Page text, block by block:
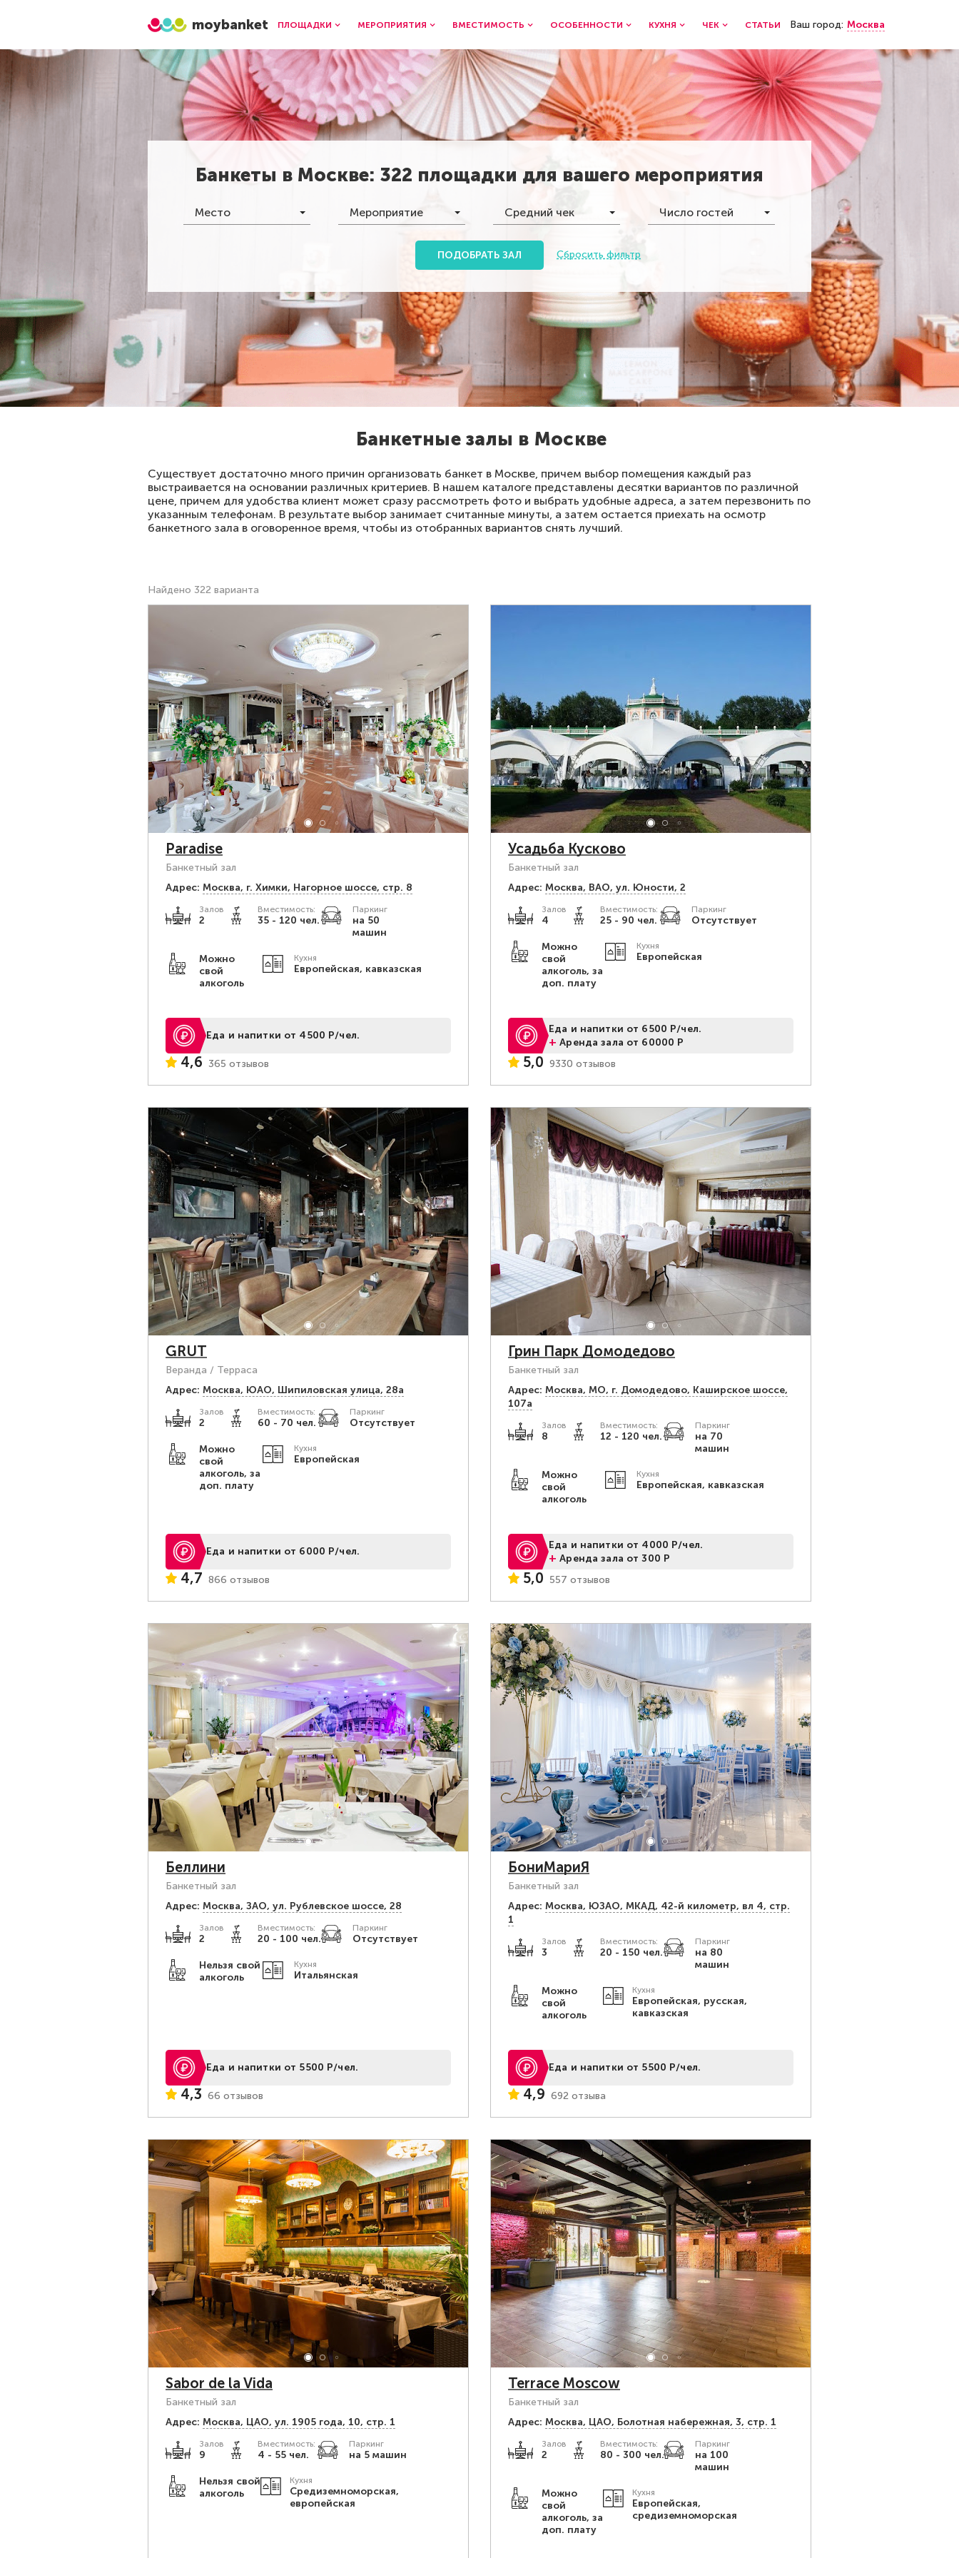
moybanket ПЛОЩАДКИ МЕРОПРИЯТИЯ ВМЕСТИМОСТЬ ОСОБЕННОСТИ КУХНЯ ЧЕК СТАТЬИ Ваш город: Москва
Банкеты в Москве: 322 площадки для вашего мероприятия
Место Мероприятие Средний чек Число гостей
ПОДОБРАТЬ ЗАЛ Сбросить фильтр
Банкетные залы в Москве
Существует достаточно много причин организовать банкет в Москве, причем выбор помещения каждый раз
выстраивается на основании различных критериев. В нашем каталоге представлены десятки вариантов по различной
цене, причем для удобства клиент может сразу рассмотреть фото и выбрать удобные адреса, а затем перезвонить по
указанным телефонам. В результате выбор занимает считанные минуты, а затем остается приехать на осмотр
банкетного зала в оговоренное время, чтобы из отобранных вариантов снять лучший.
Найдено 322 варианта
Paradise
Банкетный зал
Адрес: Москва, г. Химки, Нагорное шоссе, стр. 8
Залов
2
Вместимость:
35 - 120 чел.
Паркинг
на 50
машин
Можно
свой
алкоголь
Кухня
Европейская, кавказская
Еда и напитки от 4500 Р/чел.
4,6 365 отзывов
Усадьба Кусково
Банкетный зал
Адрес: Москва, ВАО, ул. Юности, 2
Залов
4
Вместимость:
25 - 90 чел.
Паркинг
Отсутствует
Можно
свой
алкоголь, за
доп. плату
Кухня
Европейская
Еда и напитки от 6500 Р/чел.
+Аренда зала от 60000 Р
5,0 9330 отзывов
GRUT
Веранда / Терраса
Адрес: Москва, ЮАО, Шипиловская улица, 28а
Залов
2
Вместимость:
60 - 70 чел.
Паркинг
Отсутствует
Можно
свой
алкоголь, за
доп. плату
Кухня
Европейская
Еда и напитки от 6000 Р/чел.
4,7 866 отзывов
Грин Парк Домодедово
Банкетный зал
Адрес: Москва, МО, г. Домодедово, Каширское шоссе,
107а
Залов
8
Вместимость:
12 - 120 чел.
Паркинг
на 70
машин
Можно
свой
алкоголь
Кухня
Европейская, кавказская
Еда и напитки от 4000 Р/чел.
+Аренда зала от 300 Р
5,0 557 отзывов
Беллини
Банкетный зал
Адрес: Москва, ЗАО, ул. Рублевское шоссе, 28
Залов
2
Вместимость:
20 - 100 чел.
Паркинг
Отсутствует
Нельзя свой
алкоголь
Кухня
Итальянская
Еда и напитки от 5500 Р/чел.
4,3 66 отзывов
БониМариЯ
Банкетный зал
Адрес: Москва, ЮЗАО, МКАД, 42-й километр, вл 4, стр.
1
Залов
3
Вместимость:
20 - 150 чел.
Паркинг
на 80
машин
Можно
свой
алкоголь
Кухня
Европейская, русская,
кавказская
Еда и напитки от 5500 Р/чел.
4,9 692 отзыва
Sabor de la Vida
Банкетный зал
Адрес: Москва, ЦАО, ул. 1905 года, 10, стр. 1
Залов
9
Вместимость:
4 - 55 чел.
Паркинг
на 5 машин
Нельзя свой
алкоголь
Кухня
Средиземноморская,
европейская
Terrace Moscow
Банкетный зал
Адрес: Москва, ЦАО, Болотная набережная, 3, стр. 1
Залов
2
Вместимость:
80 - 300 чел.
Паркинг
на 100
машин
Можно
свой
алкоголь, за
доп. плату
Кухня
Европейская,
средиземноморская